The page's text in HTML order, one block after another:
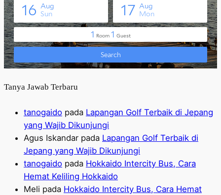
Tanya Jawab Terbaru
tanogaido pada Lapangan Golf Terbaik di Jepang
yang Wajib Dikunjungi
Agus Iskandar pada Lapangan Golf Terbaik di
Jepang yang Wajib Dikunjungi
tanogaido pada Hokkaido Intercity Bus, Cara
Hemat Keliling Hokkaido
Meli pada Hokkaido Intercity Bus, Cara Hemat